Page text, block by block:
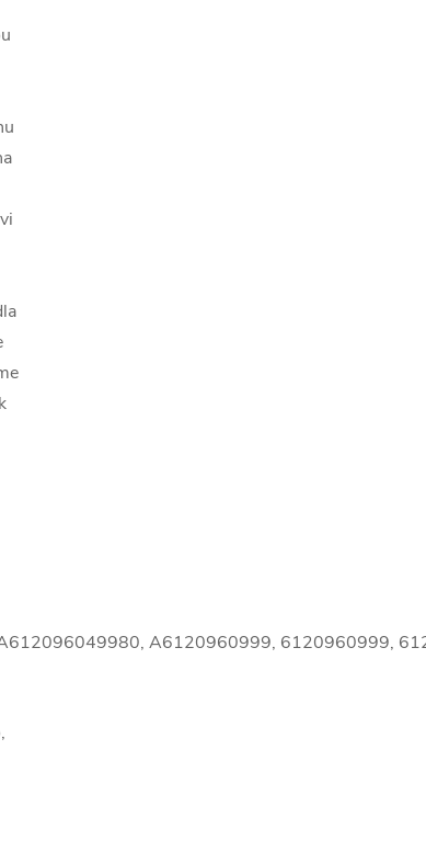
A6120960999, 6120960999,